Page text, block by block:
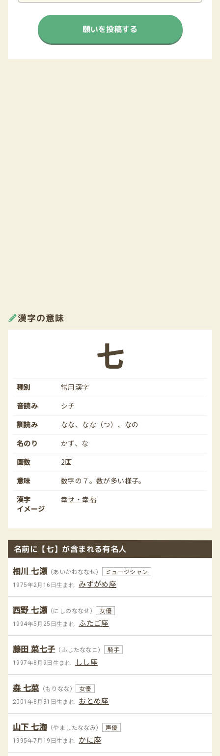
願いを投稿する
漢字の意味
七
種別
常用漢字
音読み
シチ
訓読み
なな、なな（つ）、なの
名のり
かず、な
画数
2画
意味
数字の７。数が多い様子。
漢字
イメージ
幸せ・幸福
名前に【七】が含まれる有名人
相川 七瀬（あいかわななせ） ミュージシャン
1975年2月16日生まれ みずがめ座
西野 七瀬（にしのななせ） 女優
1994年5月25日生まれ ふたご座
藤田 菜七子（ふじたななこ） 騎手
1997年8月9日生まれ しし座
森 七菜 （もりなな） 女優
2001年8月31日生まれ おとめ座
山下 七海（やましたななみ） 声優
1995年7月19日生まれ かに座